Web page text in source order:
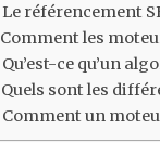
Le référencement
Comment les
Qu’est-ce qu’un
Quels sont les
Comment un